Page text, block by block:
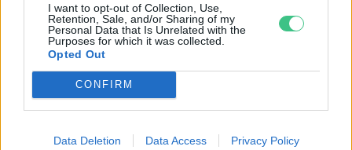
I want to opt-out of Collection, Use,
Retention, Sale, and/or Sharing of my
Personal Data that Is Unrelated with the
Purposes for which it was collected.
Opted Out
CONFIRM
Data Deletion Data Access Privacy Policy